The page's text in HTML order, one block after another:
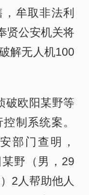
牟取非法利
贤公安机关将
解无人机100
破欧阳某野等
制系统案。
部门查明，
野（男，29
2人帮助他人